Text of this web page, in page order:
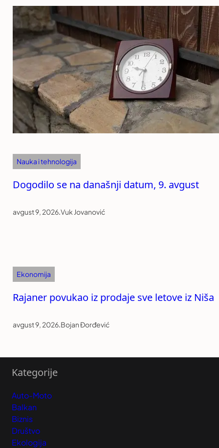
Nauka i tehnologija
Dogodilo se na današnji datum, 9. avgust
avgust 9, 2026.Vuk Jovanović
Ekonomija
Rajaner povukao iz prodaje sve letove iz Niša
avgust 9, 2026.Bojan Đorđević
Kategorije
Auto-Moto
Balkan
Biznis
Društvo
Ekologija